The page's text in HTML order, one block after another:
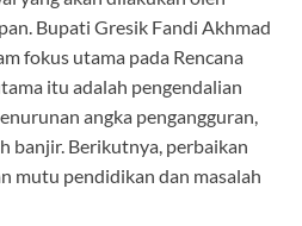
Bupati Gresik Fandi Akhmad
fokus utama pada Rencana
itu adalah pengendalian
angka pengangguran,
banjir. Berikutnya, perbaikan
mutu pendidikan dan masalah